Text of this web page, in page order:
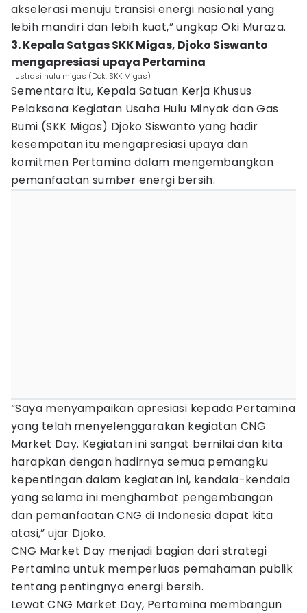
akselerasi menuju transisi energi nasional yang
lebih mandiri dan lebih kuat,” ungkap Oki Muraza.
3. Kepala Satgas SKK Migas, Djoko Siswanto
mengapresiasi upaya Pertamina
Ilustrasi hulu migas (Dok. SKK Migas)
Sementara itu, Kepala Satuan Kerja Khusus
Pelaksana Kegiatan Usaha Hulu Minyak dan Gas
Bumi (SKK Migas) Djoko Siswanto yang hadir
kesempatan itu mengapresiasi upaya dan
komitmen Pertamina dalam mengembangkan
pemanfaatan sumber energi bersih.
“Saya menyampaikan apresiasi kepada Pertamina
yang telah menyelenggarakan kegiatan CNG
Market Day. Kegiatan ini sangat bernilai dan kita
harapkan dengan hadirnya semua pemangku
kepentingan dalam kegiatan ini, kendala-kendala
yang selama ini menghambat pengembangan
dan pemanfaatan CNG di Indonesia dapat kita
atasi,” ujar Djoko.
CNG Market Day menjadi bagian dari strategi
Pertamina untuk memperluas pemahaman publik
tentang pentingnya energi bersih.
Lewat CNG Market Day, Pertamina membangun